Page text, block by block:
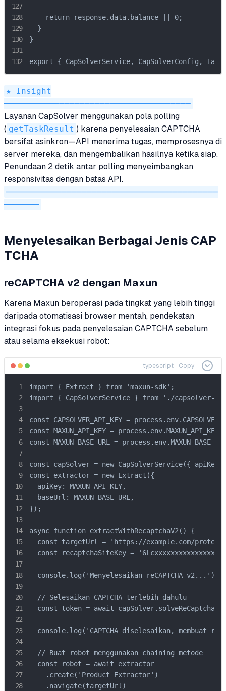
    return response.data.balance || 0;
  }
}
export { CapSolverService, CapSolverConfig,
★ Insight
─────────────────────────────────────
Layanan CapSolver menggunakan pola polling
( getTaskResult ) karena penyelesaian CAPTCHA
bersifat asinkron—API menerima tugas, memprosesnya di
server mereka, dan mengembalikan hasilnya ketika siap.
Penundaan 2 detik antar polling menyeimbangkan
responsivitas dengan batas API.
──────────────────────────────────────────
───────
Menyelesaikan Berbagai Jenis CAP
TCHA
reCAPTCHA v2 dengan Maxun
Karena Maxun beroperasi pada tingkat yang lebih tinggi
daripada otomatisasi browser mentah, pendekatan
integrasi fokus pada penyelesaian CAPTCHA sebelum
atau selama eksekusi robot:
typescript Copy
import { Extract } from 'maxun-sdk';
import { CapSolverService } from './capsolver-
const CAPSOLVER_API_KEY =
const MAXUN_API_KEY =
const MAXUN_BASE_URL =
const capSolver = new CapSolverService({ apiKey:
const extractor = new Extract({
  apiKey: MAXUN_API_KEY,
  baseUrl: MAXUN_BASE_URL,
});
async function extractWithRecaptchaV2() {
const targetUrl = 'https://example.com/
const recaptchaSiteKey =
  console.log('Menyelesaikan reCAPTCHA v2...');
  // Selesaikan CAPTCHA terlebih dahulu
const token = await
console.log('CAPTCHA diselesaikan, membuat
  // Buat robot menggunakan chaining metode
  const robot = await extractor
    .create('Product Extractor')
    .navigate(targetUrl)